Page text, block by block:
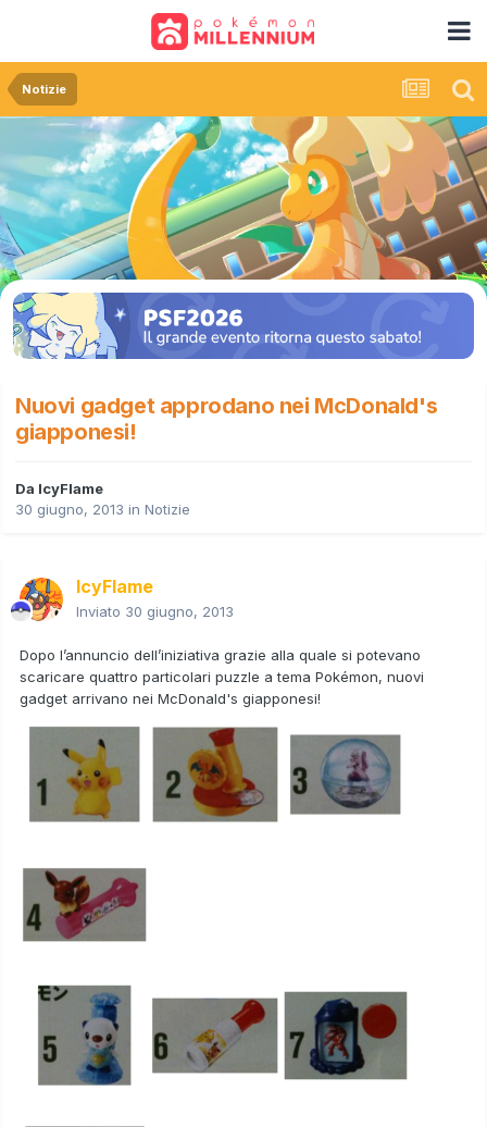
Notizie
Nuovi gadget approdano nei McDonald's
giapponesi!
Da IcyFlame
30 giugno, 2013 in Notizie
IcyFlame
Inviato 30 giugno, 2013
Dopo l’annuncio dell’iniziativa grazie alla quale si potevano
scaricare quattro particolari puzzle a tema Pokémon, nuovi
gadget arrivano nei McDonald's giapponesi!